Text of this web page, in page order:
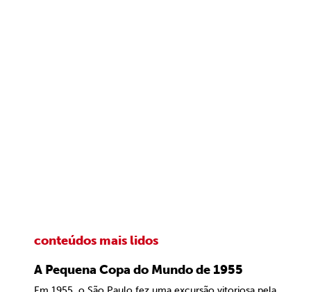
conteúdos mais lidos
A Pequena Copa do Mundo de 1955